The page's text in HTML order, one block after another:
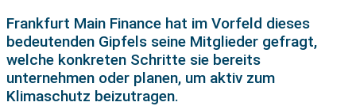
Frankfurt Main Finance hat im Vorfeld dieses
bedeutenden Gipfels seine Mitglieder gefragt,
welche konkreten Schritte sie bereits
unternehmen oder planen, um aktiv zum
Klimaschutz beizutragen.